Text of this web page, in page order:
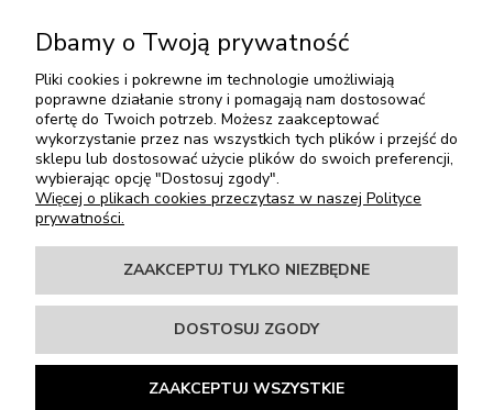
INFORMACJE
O NAS
SOCIAL MEDIA
Winiarki Do Zabudowy I Wolnostojące | Winiarki24.pl
71-017 Szczecin
tel: 91 4854776
mail:winiarki24@tres.net.pl
NIP: 8521051978
Dbamy o Twoją prywatność
Pliki cookies i pokrewne im technologie umożliwiają
poprawne działanie strony i pomagają nam dostosować
ofertę do Twoich potrzeb. Możesz zaakceptować
wykorzystanie przez nas wszystkich tych plików i przejść do
sklepu lub dostosować użycie plików do swoich preferencji,
wybierając opcję "Dostosuj zgody".
Więcej o plikach cookies przeczytasz w naszej Polityce
prywatności.
ZAAKCEPTUJ TYLKO NIEZBĘDNE
DOSTOSUJ ZGODY
ZAAKCEPTUJ WSZYSTKIE